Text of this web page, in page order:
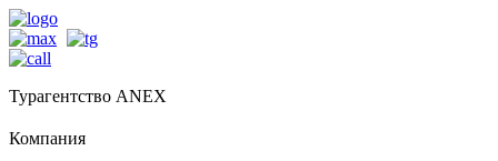
Турагентство ANEX
Компания